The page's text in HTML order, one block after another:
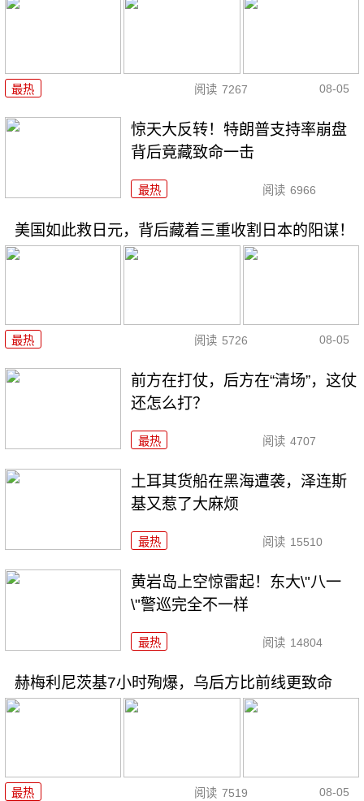
最热 阅读 7267 08-05
惊天大反转！特朗普支持率崩盘
背后竟藏致命一击
最热 阅读 6966
美国如此救日元，背后藏着三重收割日本的阳谋！
最热 阅读 5726 08-05
前方在打仗，后方在“清场”，这仗
还怎么打？
最热 阅读 4707
土耳其货船在黑海遭袭，泽连斯
基又惹了大麻烦
最热 阅读 15510
黄岩岛上空惊雷起！东大\"八一
\"警巡完全不一样
最热 阅读 14804
赫梅利尼茨基7小时殉爆，乌后方比前线更致命
最热 阅读 7519 08-05